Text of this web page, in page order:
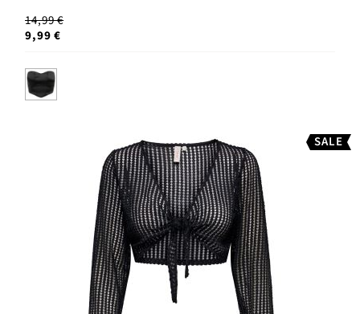
14,99 €
9,99 €
SALE